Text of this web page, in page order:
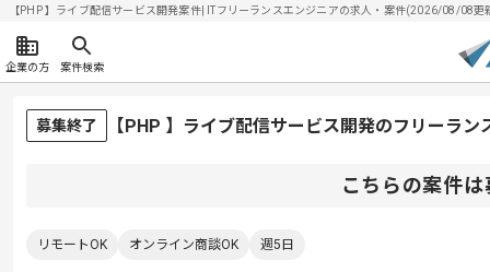
【PHP 】ライブ配信サービス開発案件| ITフリーランスエンジニアの求人・案件(2026/08/08更
企業の方 案件検索
募集終了 【PHP 】ライブ配信サービス開発のフリーラン
こちらの案件
リモートOK オンライン商談OK 週5日